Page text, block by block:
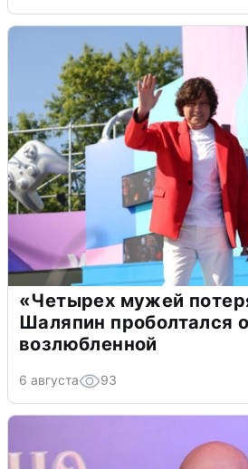
«Четырех мужей
Шаляпин проболтался
возлюбленной
6 августа 93